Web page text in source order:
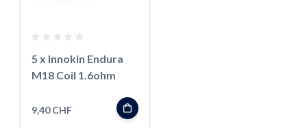
5 x Innokin Endura
M18 Coil 1.6ohm
9,40 CHF